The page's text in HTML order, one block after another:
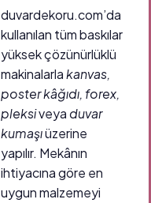
duvardekoru.com’da
kullanılan tüm baskılar
yüksek çözünürlüklü
makinalarlakanvas,
poster kâğıdı, forex,
pleksiveya duvar
kumaşıüzerine
yapılır. Mekânın
ihtiyacına göre en
uygun malzemeyi